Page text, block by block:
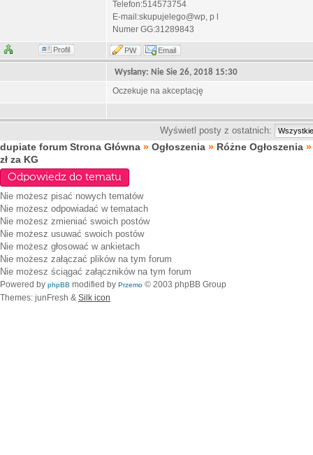
Telefon:514573754
E-mail:skupujelego@wp, p l
Numer GG:31289843
Profil PW Email
Wysłany: Nie Sie 26, 2018 15:30
Oczekuje na akceptację
Wyświetl posty z ostatnich:
dupiate forum Strona Główna » Ogłoszenia » Różne Ogłoszenia
zł za KG
Odpowiedz do tematu
Nie możesz pisać nowych tematów
Nie możesz odpowiadać w tematach
Nie możesz zmieniać swoich postów
Nie możesz usuwać swoich postów
Nie możesz głosować w ankietach
Nie możesz załączać plików na tym forum
Nie możesz ściągać załączników na tym forum
Powered by phpBB modified by Przemo © 2003 phpBB Group
Themes: junFresh & Silk icon